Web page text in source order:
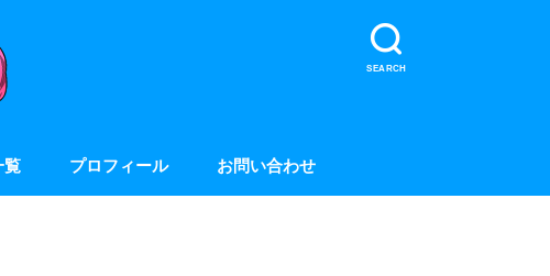
SEARCH
覧 プロフィール お問い合わせ